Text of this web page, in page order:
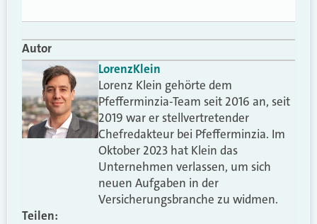
Autor
LorenzKlein
Lorenz Klein gehörte dem
Pfefferminzia-Team seit 2016 an, seit
2019 war er stellvertretender
Chefredakteur bei Pfefferminzia. Im
Oktober 2023 hat Klein das
Unternehmen verlassen, um sich
neuen Aufgaben in der
Versicherungsbranche zu widmen.
Teilen: